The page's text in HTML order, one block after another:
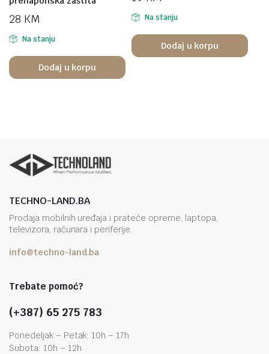
28 KM
Na stanju
Dodaj u korpu
Na stanju
Dodaj u korpu
TECHNO-LAND.BA
Prodaja mobilnih uređaja i prateće opreme, laptopa,
televizora, računara i periferije.
info@techno-land.ba
Trebate pomoć?
(+387) 65 275 783
Ponedeljak – Petak: 10h – 17h
Subota: 10h – 12h